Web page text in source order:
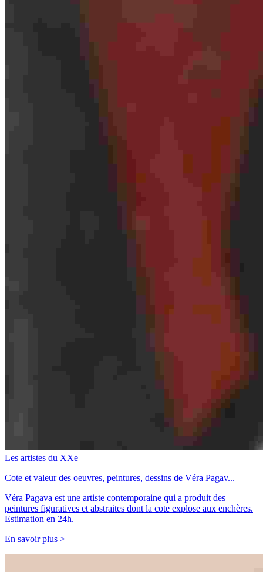
Les artistes du XXe
Cote et valeur des oeuvres, peintures, dessins de Véra Pagav...
Véra Pagava est une artiste contemporaine qui a produit des
peintures figuratives et abstraites dont la cote explose aux enchères.
Estimation en 24h.
En savoir plus >